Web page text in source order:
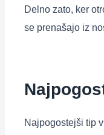
Delno zato, ker
se prenašajo iz
Najpogostejši tip